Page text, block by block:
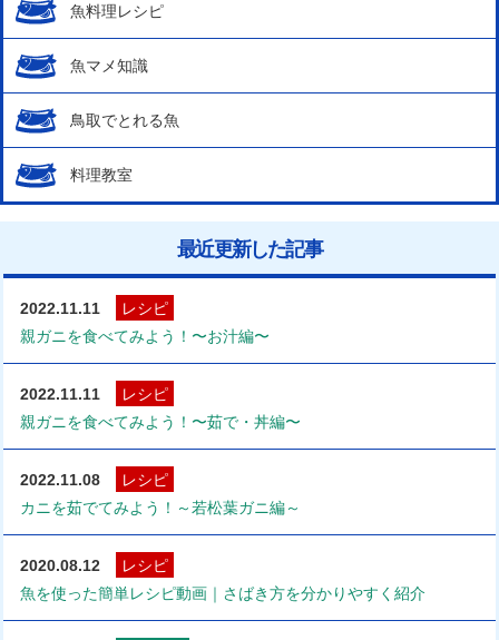
魚料理レシピ
魚マメ知識
鳥取でとれる魚
料理教室
最近更新した記事
2022.11.11
レシピ
親ガニを食べてみよう！〜お汁編〜
2022.11.11
レシピ
親ガニを食べてみよう！〜茹で・丼編〜
2022.11.08
レシピ
カニを茹でてみよう！～若松葉ガニ編～
2020.08.12
レシピ
魚を使った簡単レシピ動画｜さばき方を分かりやすく紹介